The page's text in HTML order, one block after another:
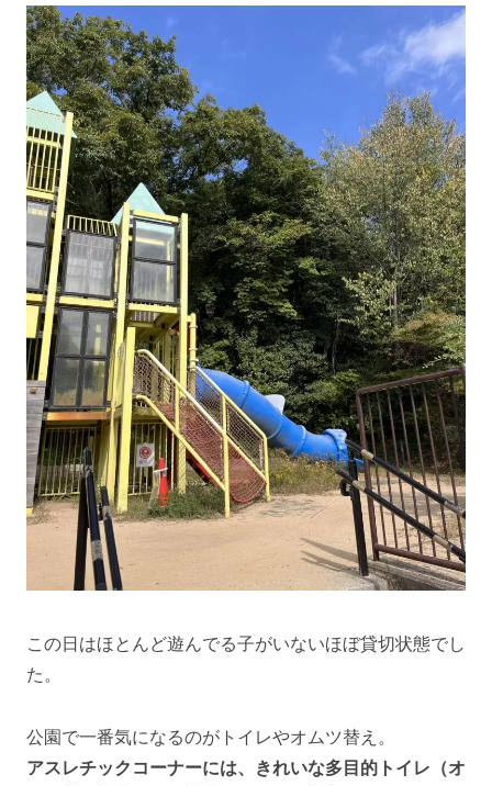
この日はほとんど遊んでる子がいないほぼ貸切状態でし
た。
公園で一番気になるのがトイレやオムツ替え。
アスレチックコーナーには、きれいな多目的トイレ（オ